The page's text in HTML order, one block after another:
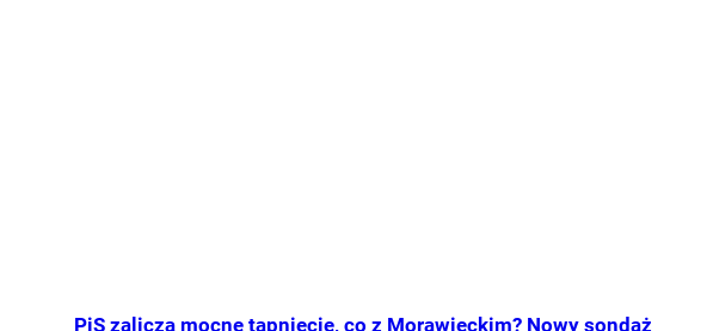
PiS zalicza mocne tąpnięcie, co z Morawieckim? Nowy sondaż